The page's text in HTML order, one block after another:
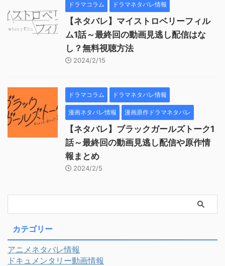
ドラマコラム ドラマネタバレ情報
【ネタバレ】マイストロベリーフィル
ム1話～最終回の動画見逃し配信はな
し？無料視聴方法
2024/2/15
ドラマコラム ドラマネタバレ情報
漫画ネタバレ情報 漫画原作ドラマネタバレ
【ネタバレ】ブラックガールズトーク1
話～最終回の動画見逃し配信や原作情
報まとめ
2024/2/5
カテゴリー
アニメネタバレ情報
ドキュメンタリー動画情報